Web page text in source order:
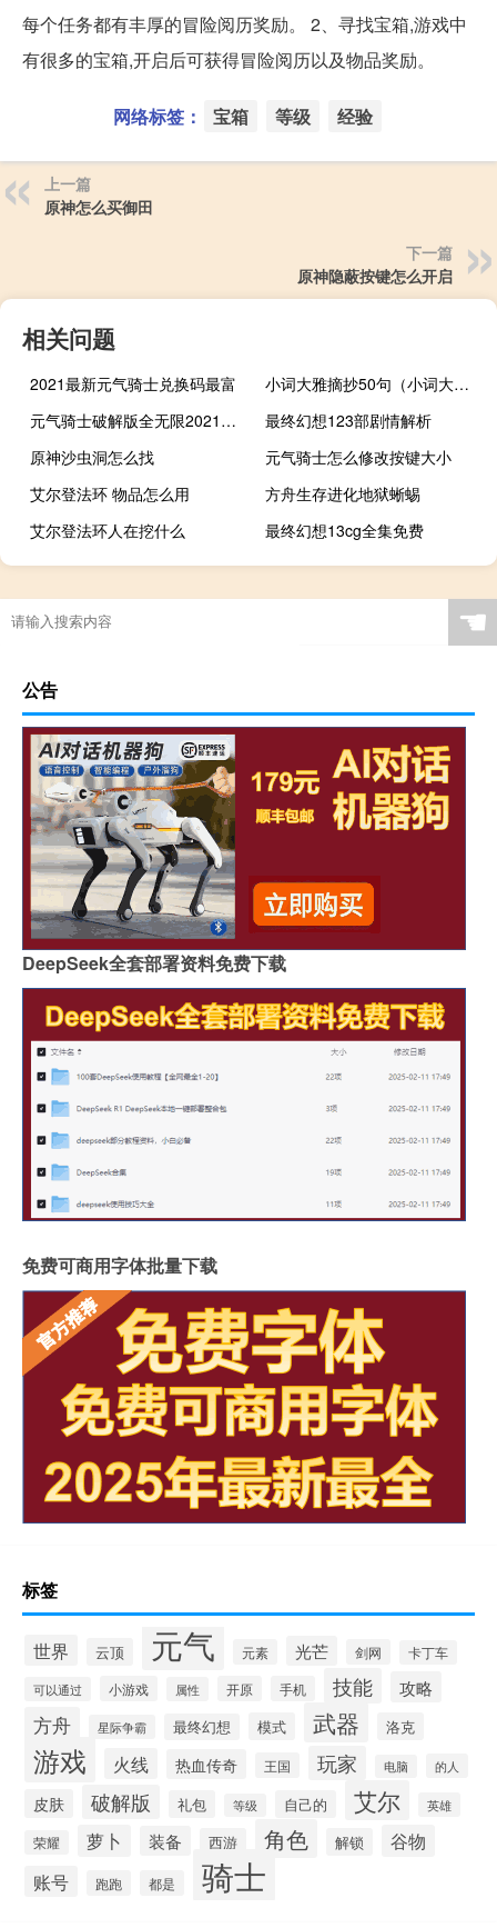
每个任务都有丰厚的冒险阅历奖励。 2、寻找宝箱,游戏中
有很多的宝箱,开启后可获得冒险阅历以及物品奖励。
网络标签： 宝箱 等级 经验
上一篇
原神怎么买御田
下一篇
原神隐蔽按键怎么开启
相关问题
2021最新元气骑士兑换码最富
小词大雅摘抄50句（小词大雅摘抄及赏析）
元气骑士破解版全无限2021最新版可联机无敌
最终幻想123部剧情解析
原神沙虫洞怎么找
元气骑士怎么修改按键大小
艾尔登法环 物品怎么用
方舟生存进化地狱蜥蜴
艾尔登法环人在挖什么
最终幻想13cg全集免费
☚
公告
DeepSeek全套部署资料免费下载
免费可商用字体批量下载
标签
世界 云顶 元气 元素 光芒 剑网 卡丁车
可以通过 小游戏 属性 开原 手机 技能 攻略
方舟 星际争霸 最终幻想 模式 武器 洛克
游戏 火线 热血传奇 王国 玩家 电脑 的人
皮肤 破解版 礼包 等级 自己的 艾尔 英雄
荣耀 萝卜 装备 西游 角色 解锁 谷物
账号 跑跑 都是 骑士